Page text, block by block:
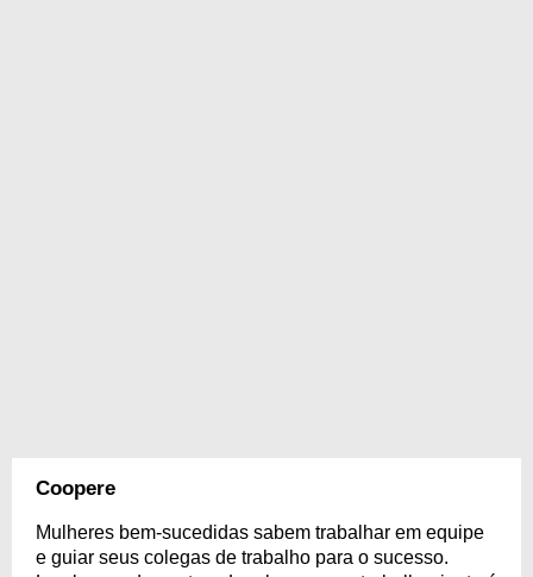
Coopere
Mulheres bem-sucedidas sabem trabalhar em equipe
e guiar seus colegas de trabalho para o sucesso.